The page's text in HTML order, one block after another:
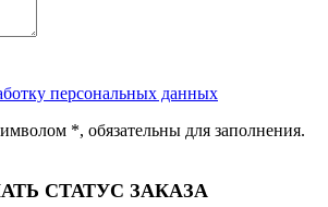
персональных данных
*, обязательны для заполнения.
СТАТУС ЗАКАЗА